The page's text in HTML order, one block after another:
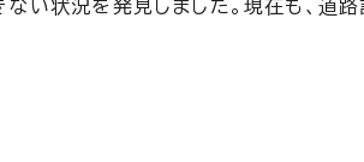
い状況を発見しました。現在も、道